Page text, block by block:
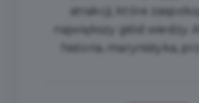
atrakcji, które
największy głód wiedzy.
historia, marynistyka,